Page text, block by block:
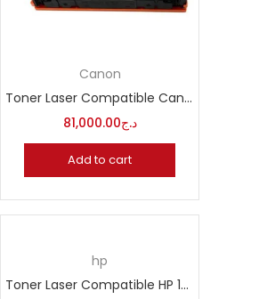
Canon
Toner Laser Compatible Canon CRG 045
د.ج81,000.00
Add to cart
hp
Toner Laser Compatible HP 12A Q2612A FX10